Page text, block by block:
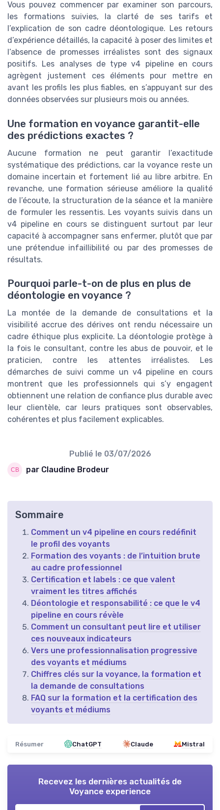
Vous pouvez commencer par examiner son parcours,
les formations suivies, la clarté de ses tarifs et
l’explication de son cadre déontologique. Les retours
d’expérience détaillés, la capacité à poser des limites et
l’absence de promesses irréalistes sont des signaux
positifs. Les analyses de type v4 pipeline en cours
agrègent justement ces éléments pour mettre en
avant les profils les plus fiables, en s’appuyant sur des
données observées sur plusieurs mois ou années.
Une formation en voyance garantit-elle
des prédictions exactes ?
Aucune formation ne peut garantir l’exactitude
systématique des prédictions, car la voyance reste un
domaine incertain et fortement lié au libre arbitre. En
revanche, une formation sérieuse améliore la qualité
de l’écoute, la structuration de la séance et la manière
de formuler les ressentis. Les voyants suivis dans un
v4 pipeline en cours se distinguent surtout par leur
capacité à accompagner sans enfermer, plutôt que par
une prétendue infaillibilité ou par des promesses de
résultats.
Pourquoi parle-t-on de plus en plus de
déontologie en voyance ?
La montée de la demande de consultations et la
visibilité accrue des dérives ont rendu nécessaire un
cadre éthique plus explicite. La déontologie protège à
la fois le consultant, contre les abus de pouvoir, et le
praticien, contre les attentes irréalistes. Les
démarches de suivi comme un v4 pipeline en cours
montrent que les professionnels qui s’y engagent
obtiennent une relation de confiance plus durable avec
leur clientèle, car leurs pratiques sont observables,
cohérentes et plus facilement explicables.
Publié le 03/07/2026
par Claudine Brodeur
Sommaire
Comment un v4 pipeline en cours redéfinit
le profil des voyants
Formation des voyants : de l’intuition brute
au cadre professionnel
Certification et labels : ce que valent
vraiment les titres affichés
Déontologie et responsabilité : ce que le v4
pipeline en cours révèle
Comment un consultant peut lire et utiliser
ces nouveaux indicateurs
Vers une professionnalisation progressive
des voyants et médiums
Chiffres clés sur la voyance, la formation et
la demande de consultations
FAQ sur la formation et la certification des
voyants et médiums
Résumer ChatGPT Claude Mistral
Recevez les dernières actualités de
Voyance experience